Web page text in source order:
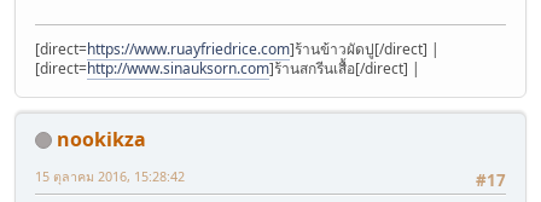
[direct=https://www.ruayfriedrice.com]ร้านข้าวผัดปู[/direct] |
[direct=http://www.sinauksorn.com]ร้านสกรีนเสื้อ[/direct] |
nookikza
#17
15 ตุลาคม 2016, 15:28:42